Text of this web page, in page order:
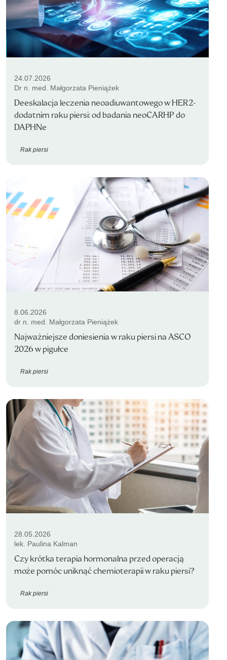
24.07.2026
Dr n. med. Małgorzata Pieniążek
Deeskalacja leczenia neoadiuwantowego w HER2-
dodatnim raku piersi: od badania neoCARHP do
DAPHNe
Rak piersi
8.06.2026
dr n. med. Małgorzata Pieniążek
Najważniejsze doniesienia w raku piersi na ASCO
2026 w pigułce
Rak piersi
28.05.2026
lek. Paulina Kalman
Czy krótka terapia hormonalna przed operacją
może pomóc uniknąć chemioterapii w raku piersi?
Rak piersi